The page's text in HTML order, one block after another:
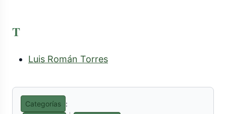
T
Luis Román Torres
Categorías :